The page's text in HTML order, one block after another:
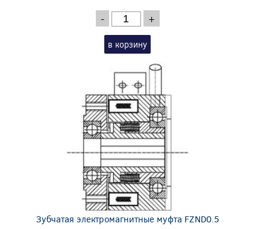
- +
в корзину
Зубчатая электромагнитные муфта FZND0.5